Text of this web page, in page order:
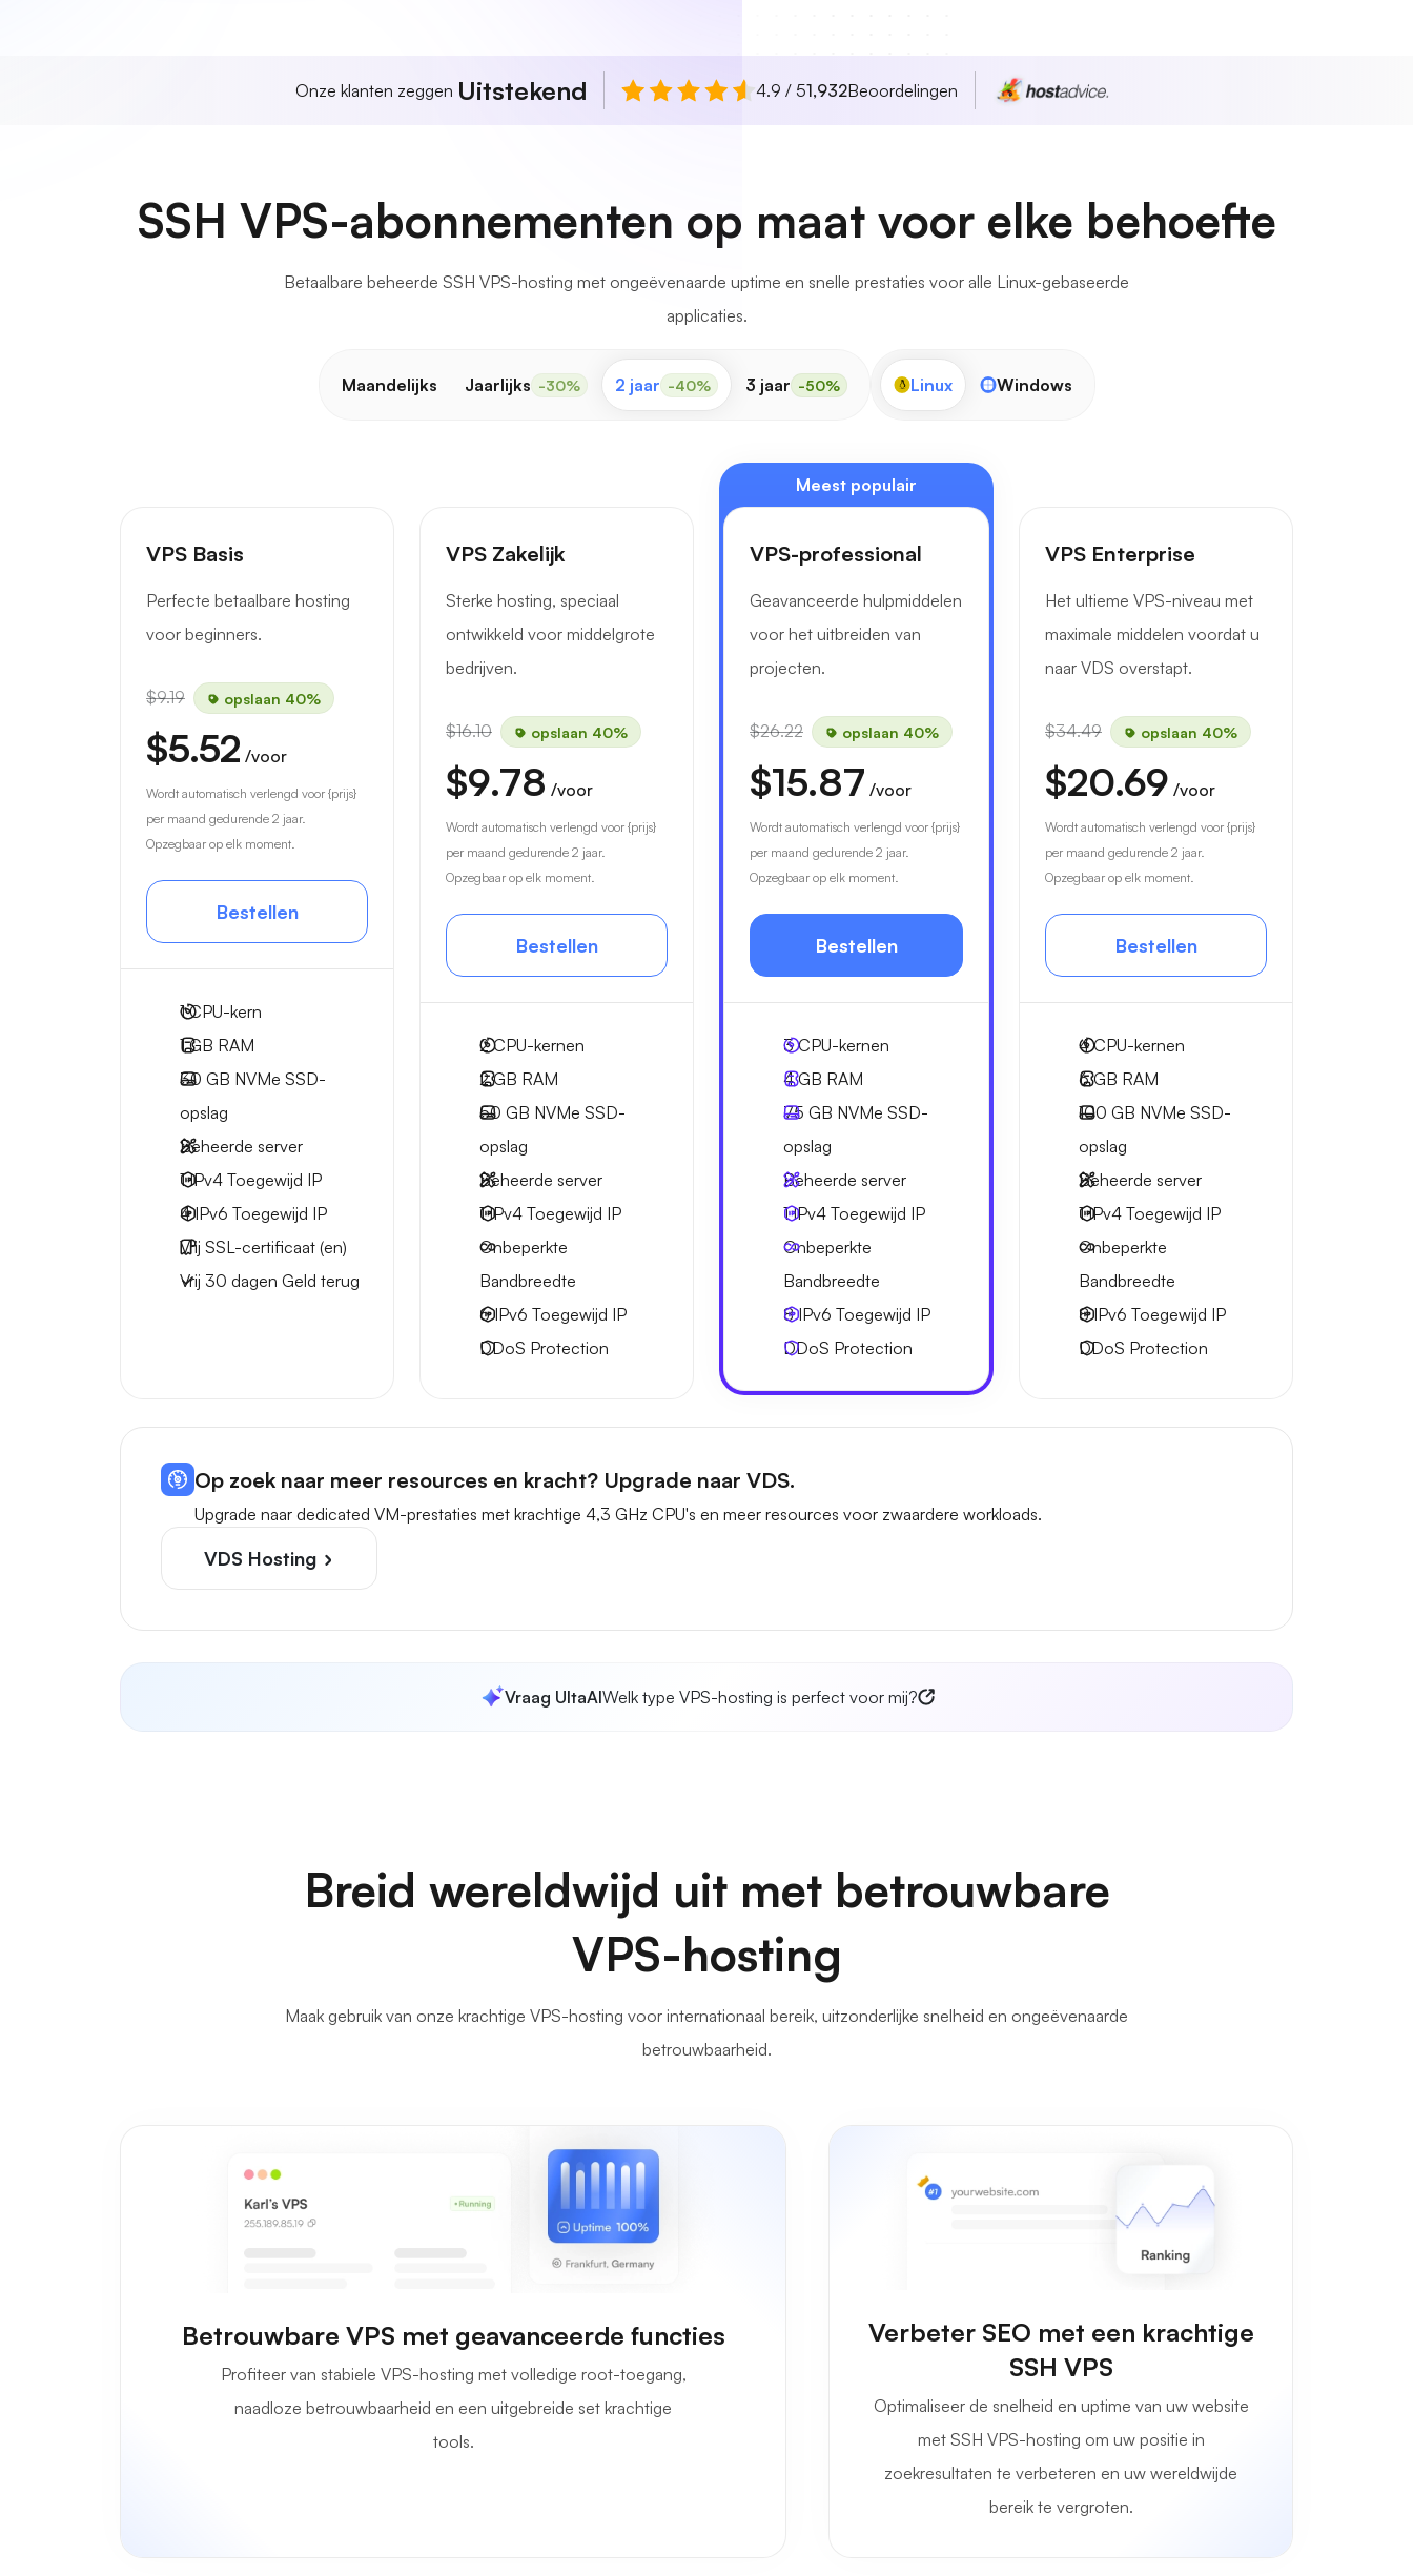
Onze klanten zeggen Uitstekend 4.9 / 51,932Beoordelingen
SSH VPS-abonnementen op maat voor elke behoefte
Betaalbare beheerde SSH VPS-hosting met ongeëvenaarde uptime en snelle prestaties voor alle Linux-gebaseerde
applicaties.
Maandelijks Jaarlijks -30% 2 jaar -40% 3 jaar -50% Linux Windows
VPS Basis
Perfecte betaalbare hosting
voor beginners.
$9.19 opslaan 40%
$5.52 /voor
Wordt automatisch verlengd voor {prijs}
per maand gedurende 2 jaar.
Opzegbaar op elk moment.
Bestellen
1CPU-kern
1 GB RAM
30 GB NVMe SSD-
opslag
Beheerde server
1 IPv4 Toegewijd IP
4 IPv6 Toegewijd IP
Vrij SSL-certificaat (en)
Vrij 30 dagen Geld terug
VPS Zakelijk
Sterke hosting, speciaal
ontwikkeld voor middelgrote
bedrijven.
$16.10 opslaan 40%
$9.78 /voor
Wordt automatisch verlengd voor {prijs}
per maand gedurende 2 jaar.
Opzegbaar op elk moment.
Bestellen
2CPU-kernen
2 GB RAM
50 GB NVMe SSD-
opslag
Beheerde server
1 IPv4 Toegewijd IP
Onbeperkte
Bandbreedte
6 IPv6 Toegewijd IP
DDoS Protection
Meest populair
VPS-professional
Geavanceerde hulpmiddelen
voor het uitbreiden van
projecten.
$26.22 opslaan 40%
$15.87 /voor
Wordt automatisch verlengd voor {prijs}
per maand gedurende 2 jaar.
Opzegbaar op elk moment.
Bestellen
3CPU-kernen
4 GB RAM
75 GB NVMe SSD-
opslag
Beheerde server
1 IPv4 Toegewijd IP
Onbeperkte
Bandbreedte
8 IPv6 Toegewijd IP
DDoS Protection
VPS Enterprise
Het ultieme VPS-niveau met
maximale middelen voordat u
naar VDS overstapt.
$34.49 opslaan 40%
$20.69 /voor
Wordt automatisch verlengd voor {prijs}
per maand gedurende 2 jaar.
Opzegbaar op elk moment.
Bestellen
4CPU-kernen
6 GB RAM
100 GB NVMe SSD-
opslag
Beheerde server
1 IPv4 Toegewijd IP
Onbeperkte
Bandbreedte
8 IPv6 Toegewijd IP
DDoS Protection
Op zoek naar meer resources en kracht? Upgrade naar VDS.
Upgrade naar dedicated VM-prestaties met krachtige 4,3 GHz CPU's en meer resources voor zwaardere workloads.
VDS Hosting
Vraag UltaAIWelk type VPS-hosting is perfect voor mij?
Breid wereldwijd uit met betrouwbare
VPS-hosting
Maak gebruik van onze krachtige VPS-hosting voor internationaal bereik, uitzonderlijke snelheid en ongeëvenaarde
betrouwbaarheid.
Betrouwbare VPS met geavanceerde functies
Profiteer van stabiele VPS-hosting met volledige root-toegang,
naadloze betrouwbaarheid en een uitgebreide set krachtige
tools.
Verbeter SEO met een krachtige
SSH VPS
Optimaliseer de snelheid en uptime van uw website
met SSH VPS-hosting om uw positie in
zoekresultaten te verbeteren en uw wereldwijde
bereik te vergroten.